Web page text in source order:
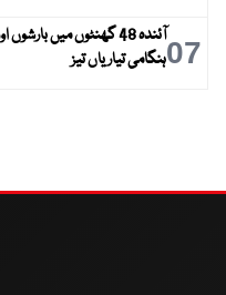
07
آئندہ 48 گھنٹوں میں
ہنگامی تیاریاں تیز